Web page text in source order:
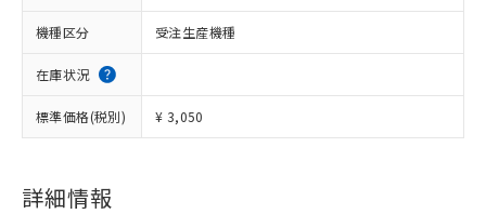
機種区分 受注生産機種
在庫状況
標準価格(税別) ¥ 3,050
詳細情報